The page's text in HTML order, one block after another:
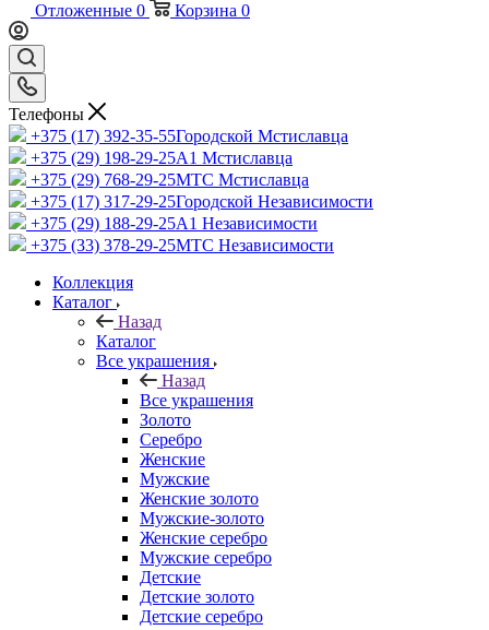
Отложенные 0 Корзина 0
Телефоны
+375 (17) 392-35-55Городской Мстиславца
+375 (29) 198-29-25A1 Мстиславца
+375 (29) 768-29-25МТС Мстиславца
+375 (17) 317-29-25Городской Независимости
+375 (29) 188-29-25A1 Независимости
+375 (33) 378-29-25МТС Независимости
Коллекция
Каталог
Назад
Каталог
Все украшения
Назад
Все украшения
Золото
Серебро
Женские
Мужские
Женские золото
Мужские-золото
Женские серебро
Мужские серебро
Детские
Детские золото
Детские серебро